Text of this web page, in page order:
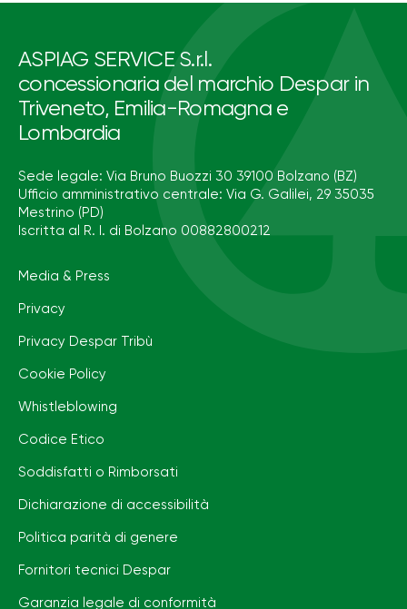
ASPIAG SERVICE S.r.l.
concessionaria del marchio Despar in
Triveneto, Emilia-Romagna e
Lombardia
Sede legale: Via Bruno Buozzi 30 39100 Bolzano (BZ)
Ufficio amministrativo centrale: Via G. Galilei, 29 35035
Mestrino (PD)
Iscritta al R. I. di Bolzano 00882800212
Media & Press
Privacy
Privacy Despar Tribù
Cookie Policy
Whistleblowing
Codice Etico
Soddisfatti o Rimborsati
Dichiarazione di accessibilità
Politica parità di genere
Fornitori tecnici Despar
Garanzia legale di conformità